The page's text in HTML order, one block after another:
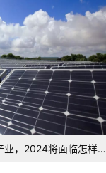
业，2024将面临怎样的